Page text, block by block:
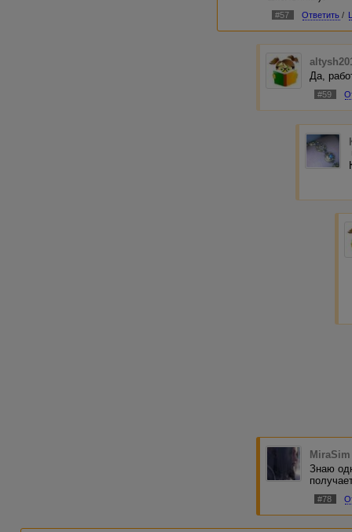
#57 Ответить /
Да,
#59
MiraSim
Знаю
#78